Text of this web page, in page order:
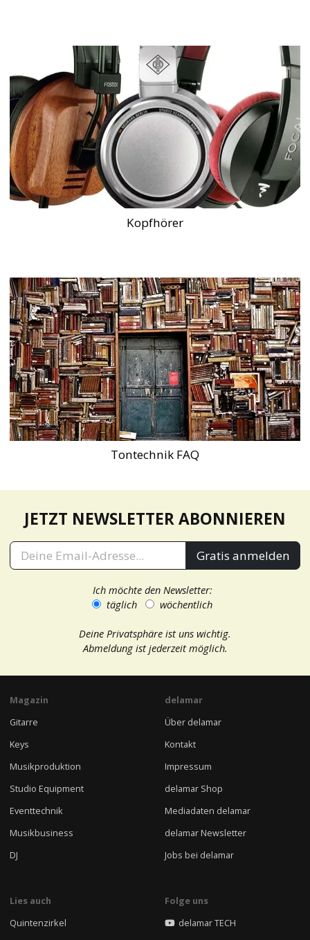
Kopfhörer
Tontechnik FAQ
JETZT NEWSLETTER ABONNIEREN
Gratis anmelden
Ich möchte den Newsletter:
täglich
wöchentlich
Deine Privatsphäre ist uns wichtig.
Abmeldung ist jederzeit möglich.
Magazin
Gitarre
Keys
Musikproduktion
Studio Equipment
Eventtechnik
Musikbusiness
DJ
delamar
Über delamar
Kontakt
Impressum
delamar Shop
Mediadaten delamar
delamar Newsletter
Jobs bei delamar
Lies auch
Quintenzirkel
Folge uns
delamar TECH